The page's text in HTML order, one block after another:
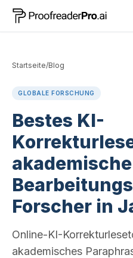
Startseite/Blog
GLOBALE FORSCHUNG
Bestes KI-
akademische
Forscher in
Online-KI-
akademisches